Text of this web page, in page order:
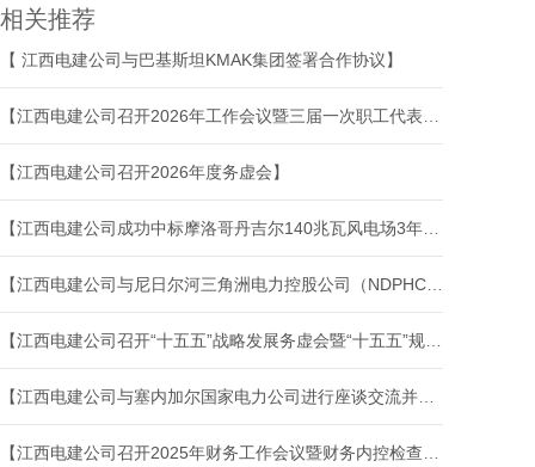
相关推荐
【 江西电建公司与巴基斯坦KMAK集团签署合作协议】
【江西电建公司召开2026年工作会议暨三届一次职工代表大会】
【江西电建公司召开2026年度务虚会】
【江西电建公司成功中标摩洛哥丹吉尔140兆瓦风电场3年运维项目】
【江西电建公司与尼日尔河三角洲电力控股公司（NDPHC）签署战略合作协议】
【江西电建公司召开“十五五”战略发展务虚会暨“十五五”规划编制推进会】
【江西电建公司与塞内加尔国家电力公司进行座谈交流并签署谅解备忘录】
【江西电建公司召开2025年财务工作会议暨财务内控检查推进会】